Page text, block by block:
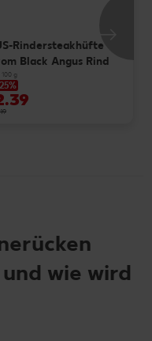
Rindersteakhüfte
Black Angus Rind
100 g
wie wird